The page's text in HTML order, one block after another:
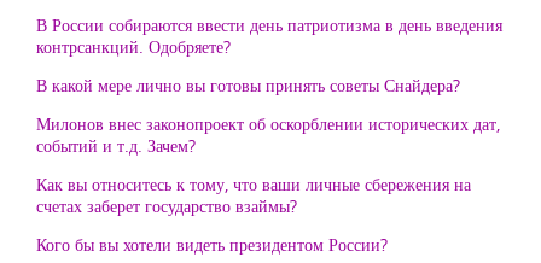
В России собираются ввести день патриотизма в день введения
контрсанкций. Одобряете?
В какой мере лично вы готовы принять советы Снайдера?
Милонов внес законопроект об оскорблении исторических дат,
событий и т.д. Зачем?
Как вы относитесь к тому, что ваши личные сбережения на
счетах заберет государство взаймы?
Кого бы вы хотели видеть президентом России?